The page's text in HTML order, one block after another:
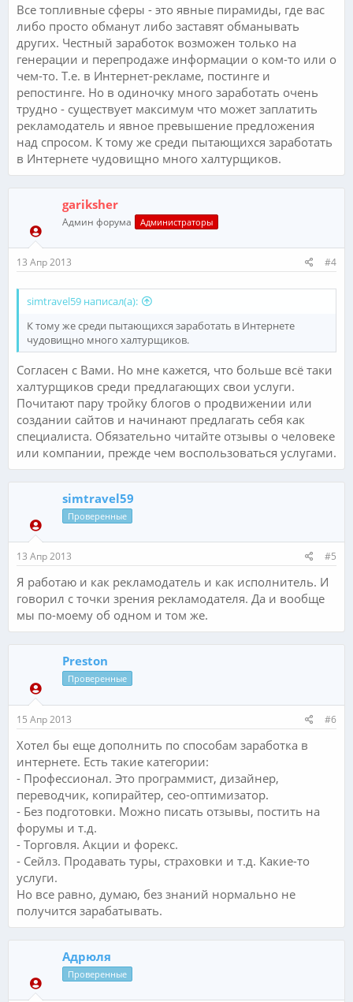
Все топливные сферы - это явные пирамиды, где вас
либо просто обманут либо заставят обманывать
других. Честный заработок возможен только на
генерации и перепродаже информации о ком-то или о
чем-то. Т.е. в Интернет-рекламе, постинге и
репостинге. Но в одиночку много заработать очень
трудно - существует максимум что может заплатить
рекламодатель и явное превышение предложения
над спросом. К тому же среди пытающихся заработать
в Интернете чудовищно много халтурщиков.
gariksher
Админ форума Администраторы
13 Апр 2013 #4
simtravel59 написал(а):
К тому же среди пытающихся заработать в Интернете
чудовищно много халтурщиков.
Согласен с Вами. Но мне кажется, что больше всё таки
халтурщиков среди предлагающих свои услуги.
Почитают пару тройку блогов о продвижении или
создании сайтов и начинают предлагать себя как
специалиста. Обязательно читайте отзывы о человеке
или компании, прежде чем воспользоваться услугами.
simtravel59
Проверенные
13 Апр 2013 #5
Я работаю и как рекламодатель и как исполнитель. И
говорил с точки зрения рекламодателя. Да и вообще
мы по-моему об одном и том же.
Preston
Проверенные
15 Апр 2013 #6
Хотел бы еще дополнить по способам заработка в
интернете. Есть такие категории:
- Профессионал. Это программист, дизайнер,
переводчик, копирайтер, сео-оптимизатор.
- Без подготовки. Можно писать отзывы, постить на
форумы и т.д.
- Торговля. Акции и форекс.
- Сейлз. Продавать туры, страховки и т.д. Какие-то
услуги.
Но все равно, думаю, без знаний нормально не
получится зарабатывать.
Адрюля
Проверенные